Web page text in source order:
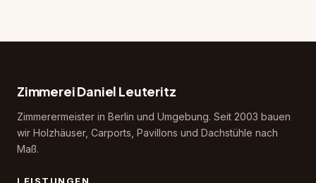
Zimmerei Daniel Leuteritz
Zimmerermeister in Berlin und Umgebung. Seit 2003 bauen
wir Holzhäuser, Carports, Pavillons und Dachstühle nach
Maß.